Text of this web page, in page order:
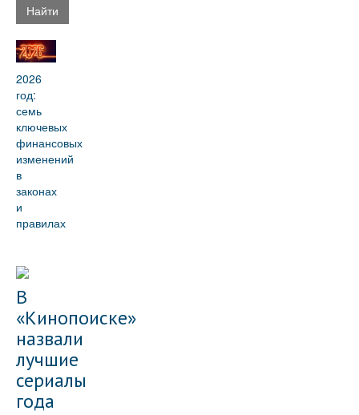
Найти
2026
год:
семь
ключевых
финансовых
изменений
в
законах
и
правилах
В
«Кинопоиске»
назвали
лучшие
сериалы
года